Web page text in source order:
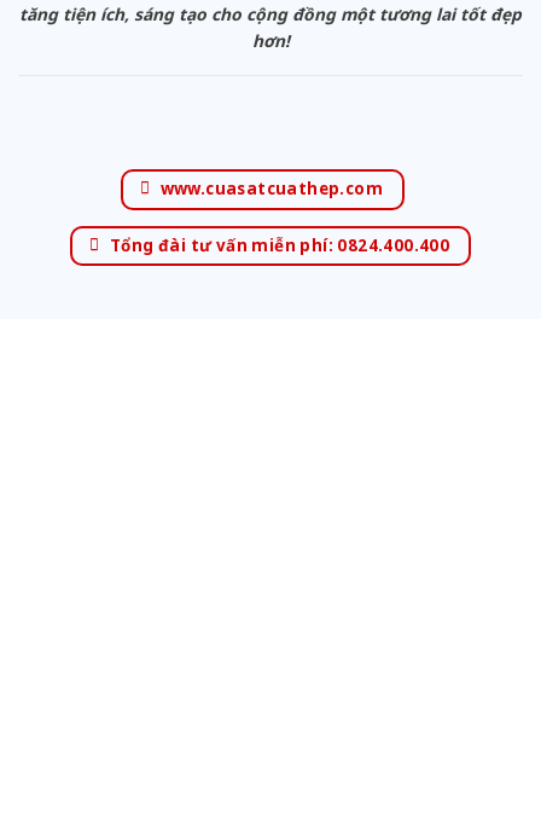
tăng tiện ích, sáng tạo cho cộng đồng một tương lai tốt đẹp
hơn!
www.cuasatcuathep.com
Tổng đài tư vấn miễn phí: 0824.400.400